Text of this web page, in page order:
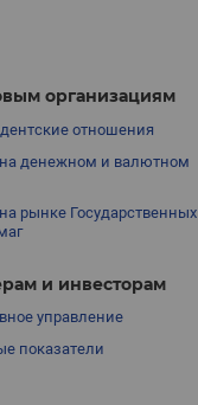
организациям
отношения
денежном и валютном
рынке Государственных
и инвесторам
управление
показатели